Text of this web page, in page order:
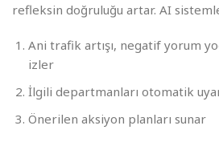
refleksin doğruluğu artar. AI
Ani trafik artışı, negatif yorum
izler
İlgili departmanları otomatik
Önerilen aksiyon planları sunar